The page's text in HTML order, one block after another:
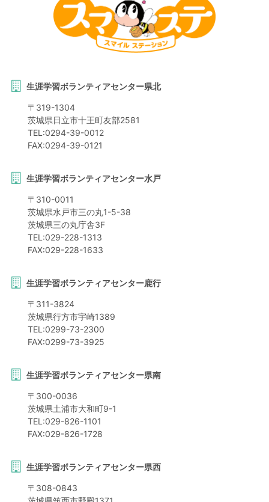
生涯学習ボランティアセンター県北
〒 319-1304
茨城県日立市十王町友部2581
TEL:0294-39-0012
FAX:0294-39-0121
生涯学習ボランティアセンター水戸
〒 310-0011
茨城県水戸市三の丸1-5-38
茨城県三の丸庁舎3F
TEL:029-228-1313
FAX:029-228-1633
生涯学習ボランティアセンター鹿行
〒 311-3824
茨城県行方市宇崎1389
TEL:0299-73-2300
FAX:0299-73-3925
生涯学習ボランティアセンター県南
〒 300-0036
茨城県土浦市大和町9-1
TEL:029-826-1101
FAX:029-826-1728
生涯学習ボランティアセンター県西
〒 308-0843